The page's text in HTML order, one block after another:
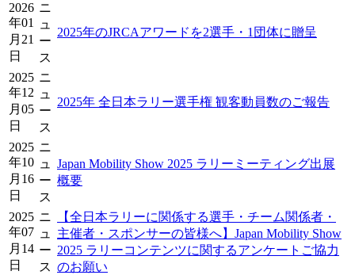
2026
年01
月21
日
ニ
ュ
ー
ス
2025年のJRCAアワードを2選手・1団体に贈呈
2025
年12
月05
日
ニ
ュ
ー
ス
2025年 全日本ラリー選手権 観客動員数のご報告
2025
年10
月16
日
ニ
ュ
ー
ス
Japan Mobility Show 2025 ラリーミーティング出展
概要
2025
年07
月14
日
ニ
ュ
ー
ス
【全日本ラリーに関係する選手・チーム関係者・
主催者・スポンサーの皆様へ】Japan Mobility Show
2025 ラリーコンテンツに関するアンケートご協力
のお願い